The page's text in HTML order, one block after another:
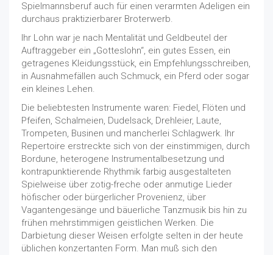
Spielmannsberuf auch für einen verarmten Adeligen ein
durchaus praktizierbarer Broterwerb.
Ihr Lohn war je nach Mentalität und Geldbeutel der
Auftraggeber ein „Gotteslohn“, ein gutes Essen, ein
getragenes Kleidungsstück, ein Empfehlungsschreiben,
in Ausnahmefällen auch Schmuck, ein Pferd oder sogar
ein kleines Lehen.
Die beliebtesten Instrumente waren: Fiedel, Flöten und
Pfeifen, Schalmeien, Dudelsack, Drehleier, Laute,
Trompeten, Businen und mancherlei Schlagwerk. Ihr
Repertoire erstreckte sich von der einstimmigen, durch
Bordune, heterogene Instrumentalbesetzung und
kontrapunktierende Rhythmik farbig ausgestalteten
Spielweise über zotig-freche oder anmutige Lieder
höfischer oder bürgerlicher Provenienz, über
Vagantengesänge und bäuerliche Tanzmusik bis hin zu
frühen mehrstimmigen geistlichen Werken. Die
Darbietung dieser Weisen erfolgte selten in der heute
üblichen konzertanten Form. Man muß sich den